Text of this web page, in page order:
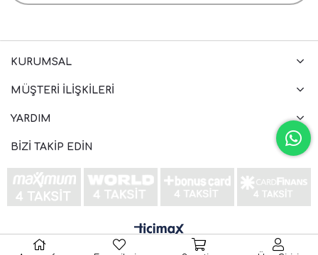
KURUMSAL
MÜŞTERI İLIŞKILERI
YARDIM
BIZI TAKIP EDIN